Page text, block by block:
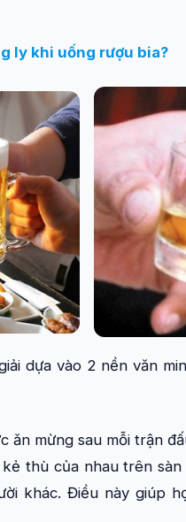
ly khi uống rượu bia?
dựa vào 2 nền văn
ăn mừng sau mỗi trận
thù của nhau trên
khác. Điều này giúp